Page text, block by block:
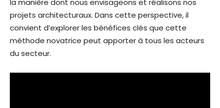
la manière dont nous envisageons et réalisons nos
projets architecturaux. Dans cette perspective, il
convient d’explorer les bénéfices clés que cette
méthode novatrice peut apporter à tous les acteurs
du secteur.